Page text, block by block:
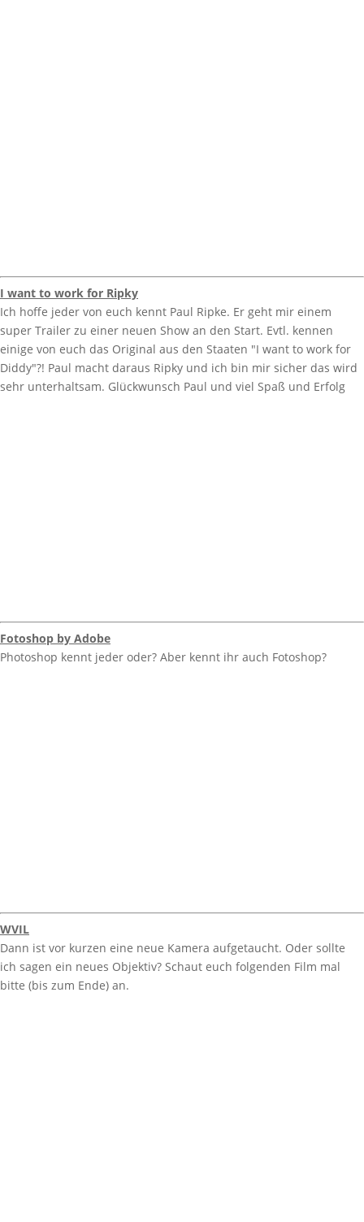
I want to work for Ripky
Ich hoffe jeder von euch kennt Paul Ripke. Er geht mir einem
super Trailer zu einer neuen Show an den Start. Evtl. kennen
einige von euch das Original aus den Staaten "I want to work for
Diddy"?! Paul macht daraus Ripky und ich bin mir sicher das wird
sehr unterhaltsam. Glückwunsch Paul und viel Spaß und Erfolg
Fotoshop by Adobe
Photoshop kennt jeder oder? Aber kennt ihr auch Fotoshop?
WVIL
Dann ist vor kurzen eine neue Kamera aufgetaucht. Oder sollte
ich sagen ein neues Objektiv? Schaut euch folgenden Film mal
bitte (bis zum Ende) an.